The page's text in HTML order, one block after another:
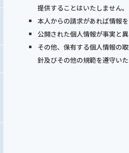
提供することはいたしません。
本人からの請求があれば情報を
公開された個人情報が事実と
その他、保有する個人情報の
針及びその他の規範を遵守いた